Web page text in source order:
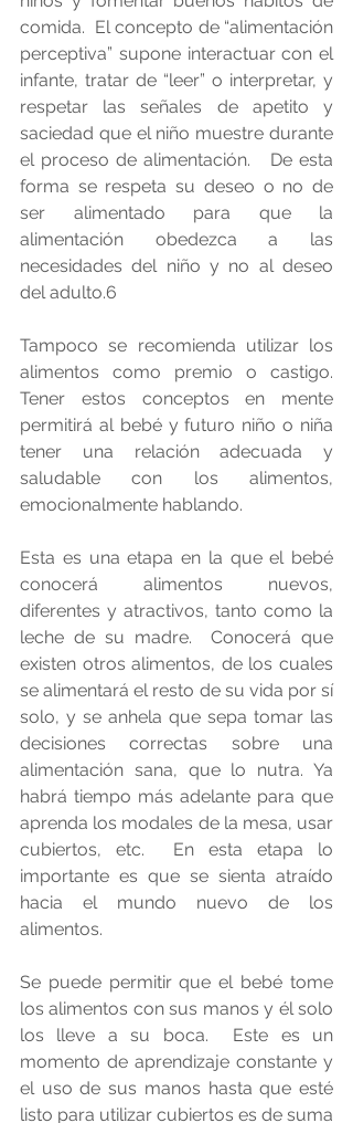
comida.  El concepto de “alimentación
perceptiva” supone interactuar con el
infante, tratar de “leer” o interpretar, y
respetar las señales de apetito y
saciedad que el niño muestre durante
el proceso de alimentación.   De esta
forma se respeta su deseo o no de
ser alimentado para que la
alimentación obedezca a las
necesidades del niño y no al deseo
del adulto.6
Tampoco se recomienda utilizar los
alimentos como premio o castigo.
Tener estos conceptos en mente
permitirá al bebé y futuro niño o niña
tener una relación adecuada y
saludable con los alimentos,
emocionalmente hablando.
Esta es una etapa en la que el bebé
conocerá alimentos nuevos,
diferentes y atractivos, tanto como la
leche de su madre.  Conocerá que
existen otros alimentos, de los cuales
se alimentará el resto de su vida por sí
solo, y se anhela que sepa tomar las
decisiones correctas sobre una
alimentación sana, que lo nutra. Ya
habrá tiempo más adelante para que
aprenda los modales de la mesa, usar
cubiertos, etc.  En esta etapa lo
importante es que se sienta atraído
hacia el mundo nuevo de los
alimentos.
Se puede permitir que el bebé tome
los alimentos con sus manos y él solo
los lleve a su boca.  Este es un
momento de aprendizaje constante y
el uso de sus manos hasta que esté
listo para utilizar cubiertos es de suma